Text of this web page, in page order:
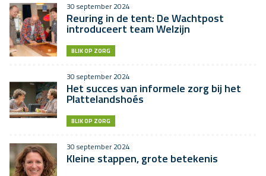
30 september 2024
Reuring in de tent: De Wachtpost
introduceert team Welzijn
BLIK OP ZORG
30 september 2024
Het succes van informele zorg bij het
Plattelandshoés
BLIK OP ZORG
30 september 2024
Kleine stappen, grote betekenis